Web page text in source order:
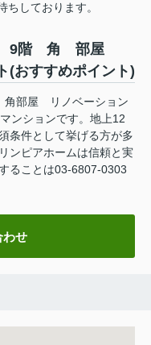
しております。
ン 9階 角 部屋
(おすすめポイント)
角部屋 リノベーション
ンションです。地上12
条件として挙げる方が多
ンピアホームは信頼と実
ることは03-6807-0303
わせ